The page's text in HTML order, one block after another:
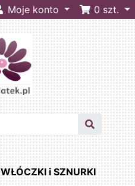
Moje konto 0 szt.
WŁÓCZKI i SZNURKI